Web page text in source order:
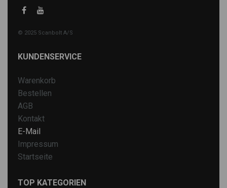
© 2025 Scanbolt A/S
KUNDENSERVICE
Warenkorb
Bestellen
AGB
Kontakt
E-Mail
Impressum
Startseite
TOP KATEGORIEN